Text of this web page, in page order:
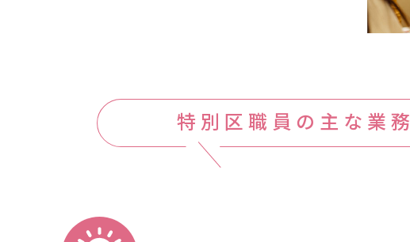
特別区職員の主な業務